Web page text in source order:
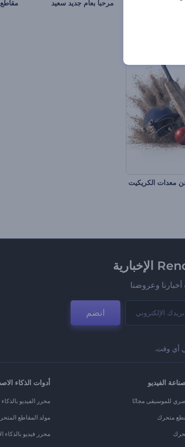
مرحباً بعام جديد سعيد
معدات الكريكيت
وعروضنا
انضم
أي وقت.
الفيديو
للموسيقى مجانًا
متحرك
أدوات الذكاء
محرر الفيديو
مولد المقاطع
محرر فيديو بالذكاء